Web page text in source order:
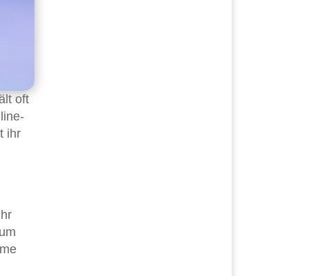
oft
ihr